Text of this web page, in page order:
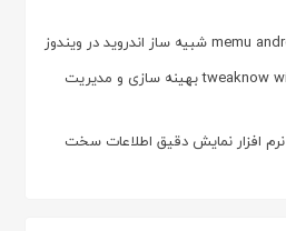
دانلود tweaknow winsecret plus 8.0.2 بهینه سازی و مدیریت
دانلود hwinfo 8.42.5930 نرم افزار نمایش دقیق اطلاعات سخت